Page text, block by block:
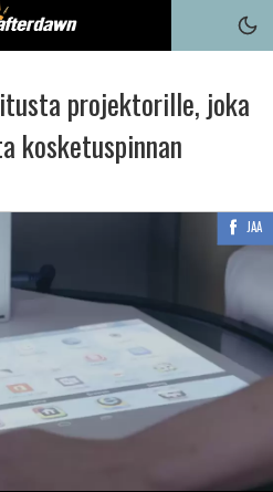
projektorille, joka
kosketuspinnan
JAA